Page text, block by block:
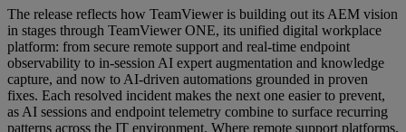
The release reflects how TeamViewer is building out its AEM vision
in stages through TeamViewer ONE, its unified digital workplace
platform: from secure remote support and real-time endpoint
observability to in-session AI expert augmentation and knowledge
capture, and now to AI-driven automations grounded in proven
fixes. Each resolved incident makes the next one easier to prevent,
as AI sessions and endpoint telemetry combine to surface recurring
patterns across the IT environment. Where remote support platforms,